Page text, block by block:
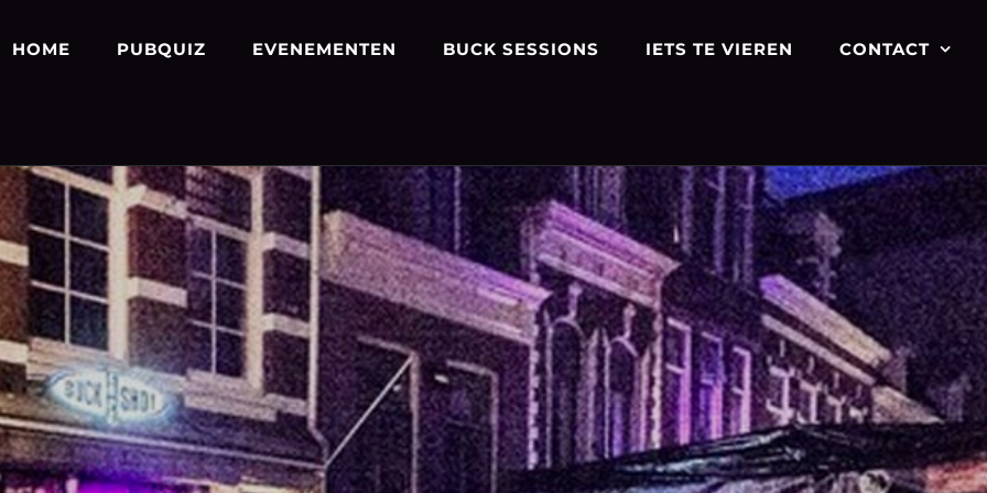
HOME PUBQUIZ EVENEMENTEN BUCK SESSIONS IETS TE VIEREN CONTACT